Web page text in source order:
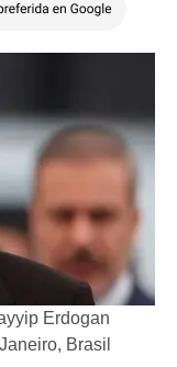
Erdogan
Brasil